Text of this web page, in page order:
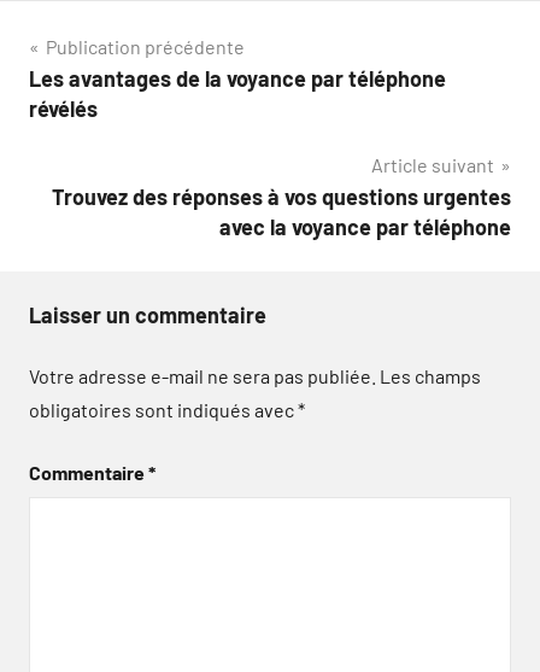
Navigation
de
Publication précédente
Les avantages de la voyance par téléphone
révélés
Article suivant
Trouvez des réponses à vos questions urgentes
avec la voyance par téléphone
Laisser un commentaire
Votre adresse e-mail ne sera pas publiée. Les champs
obligatoires sont indiqués avec*
Commentaire*